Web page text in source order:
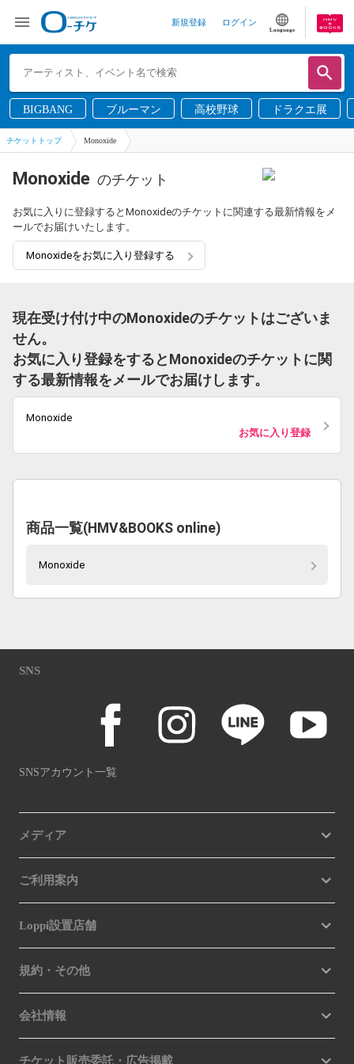
新規登録 ログイン
Language
BIGBANG ブルーマン 高校野球 ドラクエ展
チケットトップ Monoxide
Monoxide のチケット
お気に入りに登録するとMonoxideのチケットに関連する最新情報をメ
ールでお届けいたします。
Monoxideをお気に入り登録する
現在受け付け中のMonoxideのチケットはございま
せん。
お気に入り登録をするとMonoxideのチケットに関
する最新情報をメールでお届けします。
Monoxide
お気に入り登録
商品一覧(HMV&BOOKS online)
Monoxide
SNS
SNSアカウント一覧
メディア
ご利用案内
Loppi設置店舗
規約・その他
会社情報
チケット販売委託・広告掲載